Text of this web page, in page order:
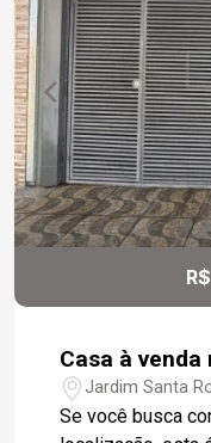
Casa à venda
Jardim Santa
Se você busca